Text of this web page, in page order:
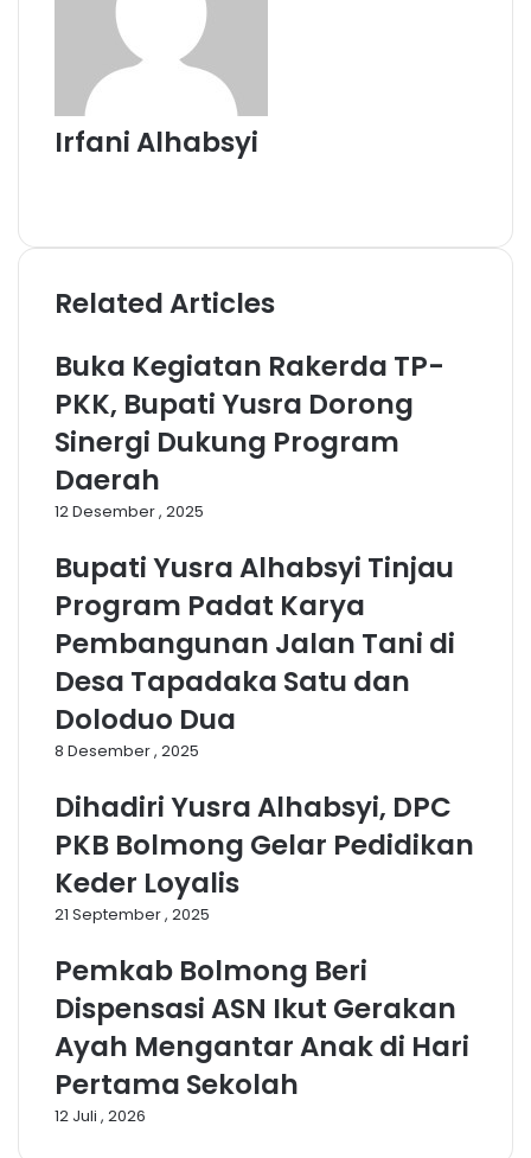
Irfani Alhabsyi
s
t
c
b
k
Related Articles
Buka Kegiatan Rakerda TP-
PKK, Bupati Yusra Dorong
Sinergi Dukung Program
Daerah
12 Desember , 2025
Bupati Yusra Alhabsyi Tinjau
Program Padat Karya
Pembangunan Jalan Tani di
Desa Tapadaka Satu dan
Doloduo Dua
8 Desember , 2025
Dihadiri Yusra Alhabsyi, DPC
PKB Bolmong Gelar Pedidikan
Keder Loyalis
21 September , 2025
Pemkab Bolmong Beri
Dispensasi ASN Ikut Gerakan
Ayah Mengantar Anak di Hari
Pertama Sekolah
12 Juli , 2026